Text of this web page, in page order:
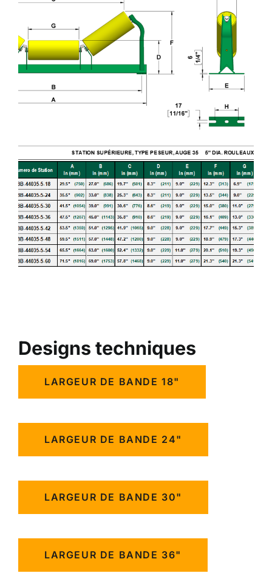
Designs techniques
LARGEUR DE BANDE 18"
LARGEUR DE BANDE 24"
LARGEUR DE BANDE 30"
LARGEUR DE BANDE 36"